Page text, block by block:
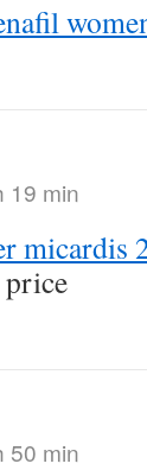
19 min
micardis
50 min